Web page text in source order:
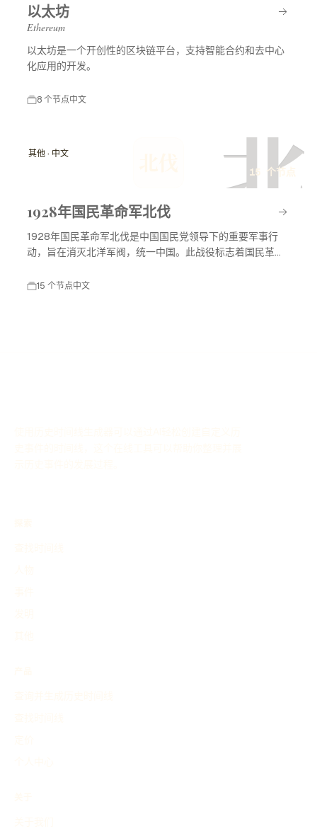
以太坊
Ethereum
以太坊是一个开创性的区块链平台，支持智能合约和去中心
化应用的开发。
8 个节点中文
北
其他 · 中文
15 个节点
1928年国民革命军北伐
1928年国民革命军北伐是中国国民党领导下的重要军事行
动，旨在消灭北洋军阀，统一中国。此战役标志着国民革命
15 个节点中文